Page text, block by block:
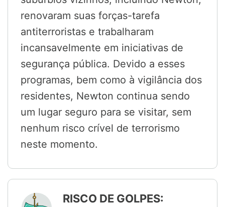
renovaram suas forças-tarefa
antiterroristas e trabalharam
incansavelmente em iniciativas de
segurança pública. Devido a esses
programas, bem como à vigilância dos
residentes, Newton continua sendo
um lugar seguro para se visitar, sem
nenhum risco crível de terrorismo
neste momento.
RISCO DE GOLPES: